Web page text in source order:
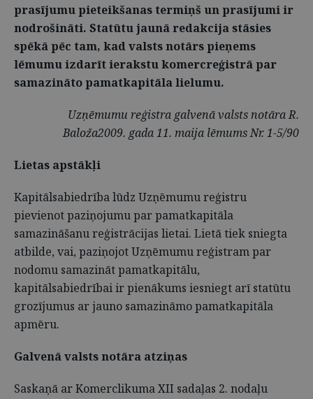
prasījumu pieteikšanas termiņš un prasījumi ir
nodrošināti. Statūtu jaunā redakcija stāsies
spēkā pēc tam, kad valsts notārs pieņems
lēmumu izdarīt ierakstu komercreģistrā par
samazināto pamatkapitāla lielumu.
Uzņēmumu reģistra galvenā valsts notāra R.
Baloža2009. gada 11. maija lēmums Nr. 1-5/90
Lietas apstākļi
Kapitālsabiedrība lūdz Uzņēmumu reģistru
pievienot paziņojumu par pamatkapitāla
samazināšanu reģistrācijas lietai. Lietā tiek sniegta
atbilde, vai, paziņojot Uzņēmumu reģistram par
nodomu samazināt pamatkapitālu,
kapitālsabiedrībai ir pienākums iesniegt arī statūtu
grozījumus ar jauno samazināmo pamatkapitāla
apmēru.
Galvenā valsts notāra atziņas
Saskaņā ar Komerclikuma XII sadaļas 2. nodaļu